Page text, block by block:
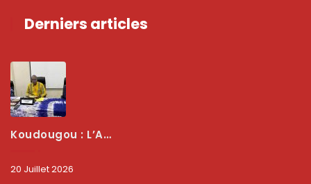
Derniers articles
Koudougou : L’ARCEP Renforce Le Dialogue Avec Les Associations De Consommateurs Pour Mieux Protéger Les Usagers
20 Juillet 2026